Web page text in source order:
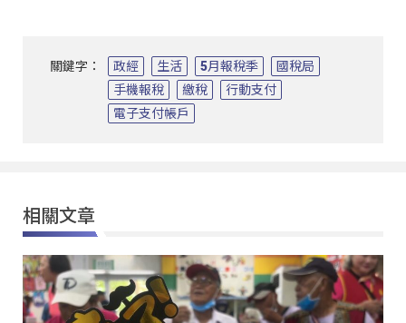
關鍵字： 政經 生活 5月報稅季
國稅局
手機報稅
繳稅
行動支付
電子支付帳戶
相關文章